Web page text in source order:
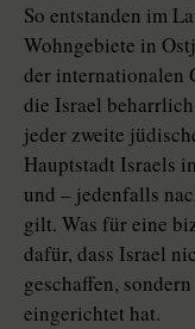
So entstanden im
Wohngebiete in
der internationalen
die Israel
jeder zweite
Hauptstadt Israels
und – jedenfalls
gilt. Was für eine
dafür, dass Israel
geschaffen,
eingerichtet hat.